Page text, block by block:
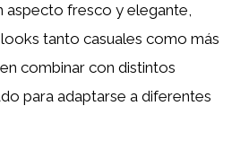
aspecto fresco y elegante,
tanto casuales como más
combinar con distintos
para adaptarse a diferentes